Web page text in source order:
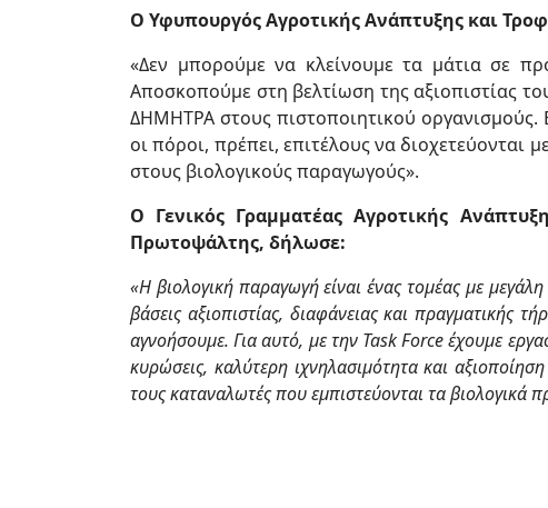
Ο Υφυπουργός Αγροτικής Ανάπτυξης και
«Δεν μπορούμε να κλείνουμε τα μάτια σε
Αποσκοπούμε στη βελτίωση της αξιοπιστίας
ΔΗΜΗΤΡΑ στους πιστοποιητικού οργανισμούς.
οι πόροι, πρέπει, επιτέλους να
στους βιολογικούς παραγωγούς».
Ο Γενικός Γραμματέας Αγροτικής
Πρωτοψάλτης, δήλωσε:
«Η βιολογική παραγωγή είναι ένας τομέας με
βάσεις αξιοπιστίας, διαφάνειας και πραγματικής
αγνοήσουμε. Για αυτό, με την Task Force έχουμε
κυρώσεις, καλύτερη ιχνηλασιμότητα και
τους καταναλωτές που εμπιστεύονται τα βιολογικά